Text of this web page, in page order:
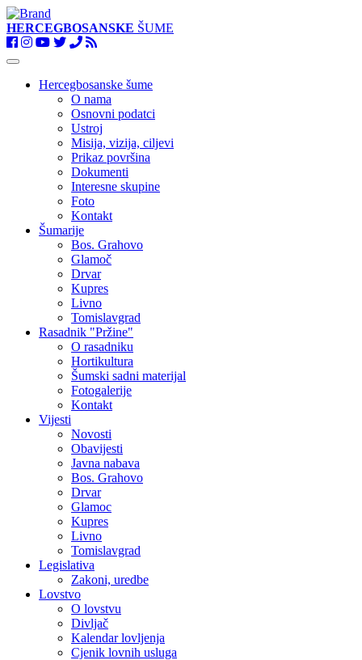
HERCEGBOSANSKE ŠUME
Toggle
navigationHercegbosanske šume
O nama
Osnovni podatci
Ustroj
Misija, vizija, ciljevi
Prikaz površina
Dokumenti
Interesne skupine
Foto
Kontakt
Šumarije
Bos. Grahovo
Glamoč
Drvar
Kupres
Livno
Tomislavgrad
Rasadnik "Pržine"
O rasadniku
Hortikultura
Šumski sadni materijal
Fotogalerije
Kontakt
Vijesti
Novosti
Obavijesti
Javna nabava
Bos. Grahovo
Drvar
Glamoc
Kupres
Livno
Tomislavgrad
Legislativa
Zakoni, uredbe
Lovstvo
O lovstvu
Divljač
Kalendar lovljenja
Cjenik lovnih usluga